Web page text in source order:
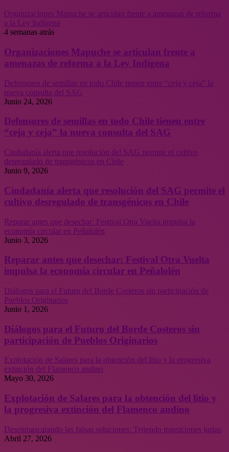
Organizaciones Mapuche se articulan frente a amenazas de reforma
a la Ley Indígena
4 semanas atrás
Organizaciones Mapuche se articulan frente a
amenazas de reforma a la Ley Indígena
Defensores de semillas en todo Chile tienen entre “ceja y ceja” la
nueva consulta del SAG
Junio 24, 2026
Defensores de semillas en todo Chile tienen entre
“ceja y ceja” la nueva consulta del SAG
Ciudadanía alerta que resolución del SAG permite el cultivo
desregulado de transgénicos en Chile
Junio 9, 2026
Ciudadanía alerta que resolución del SAG permite el
cultivo desregulado de transgénicos en Chile
Reparar antes que desechar: Festival Otra Vuelta impulsa la
economía circular en Peñalolén
Junio 3, 2026
Reparar antes que desechar: Festival Otra Vuelta
impulsa la economía circular en Peñalolén
Diálogos para el Futuro del Borde Costeros sin participación de
Pueblos Originarios
Junio 1, 2026
Diálogos para el Futuro del Borde Costeros sin
participación de Pueblos Originarios
Explotación de Salares para la obtención del litio y la progresiva
extinción del Flamenco andino
Mayo 30, 2026
Explotación de Salares para la obtención del litio y
la progresiva extinción del Flamenco andino
Desenmascarando las falsas soluciones: Tejiendo transiciones justas
Abril 27, 2026